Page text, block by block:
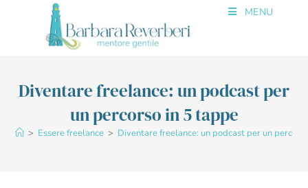
MENU
Diventare freelance: un podcast per
un percorso in 5 tappe
> Essere freelance > Diventare freelance: un podcast per un